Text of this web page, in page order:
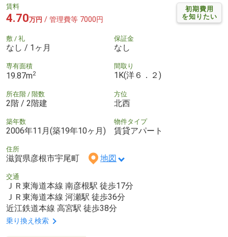
初期費用
を知りたい
賃料
4.70万円 / 管理費等 7000円
敷 / 礼
なし / 1ヶ月
保証金
なし
専有面積
19.87m2
間取り
1K(洋６．２)
所在階 / 階数
2階 / 2階建
方位
北西
築年数
2006年11月(築19年10ヶ月)
物件タイプ
賃貸アパート
住所
滋賀県彦根市宇尾町 地図
交通
ＪＲ東海道本線 南彦根駅 徒歩17分
ＪＲ東海道本線 河瀬駅 徒歩36分
近江鉄道本線 高宮駅 徒歩38分
乗り換え検索